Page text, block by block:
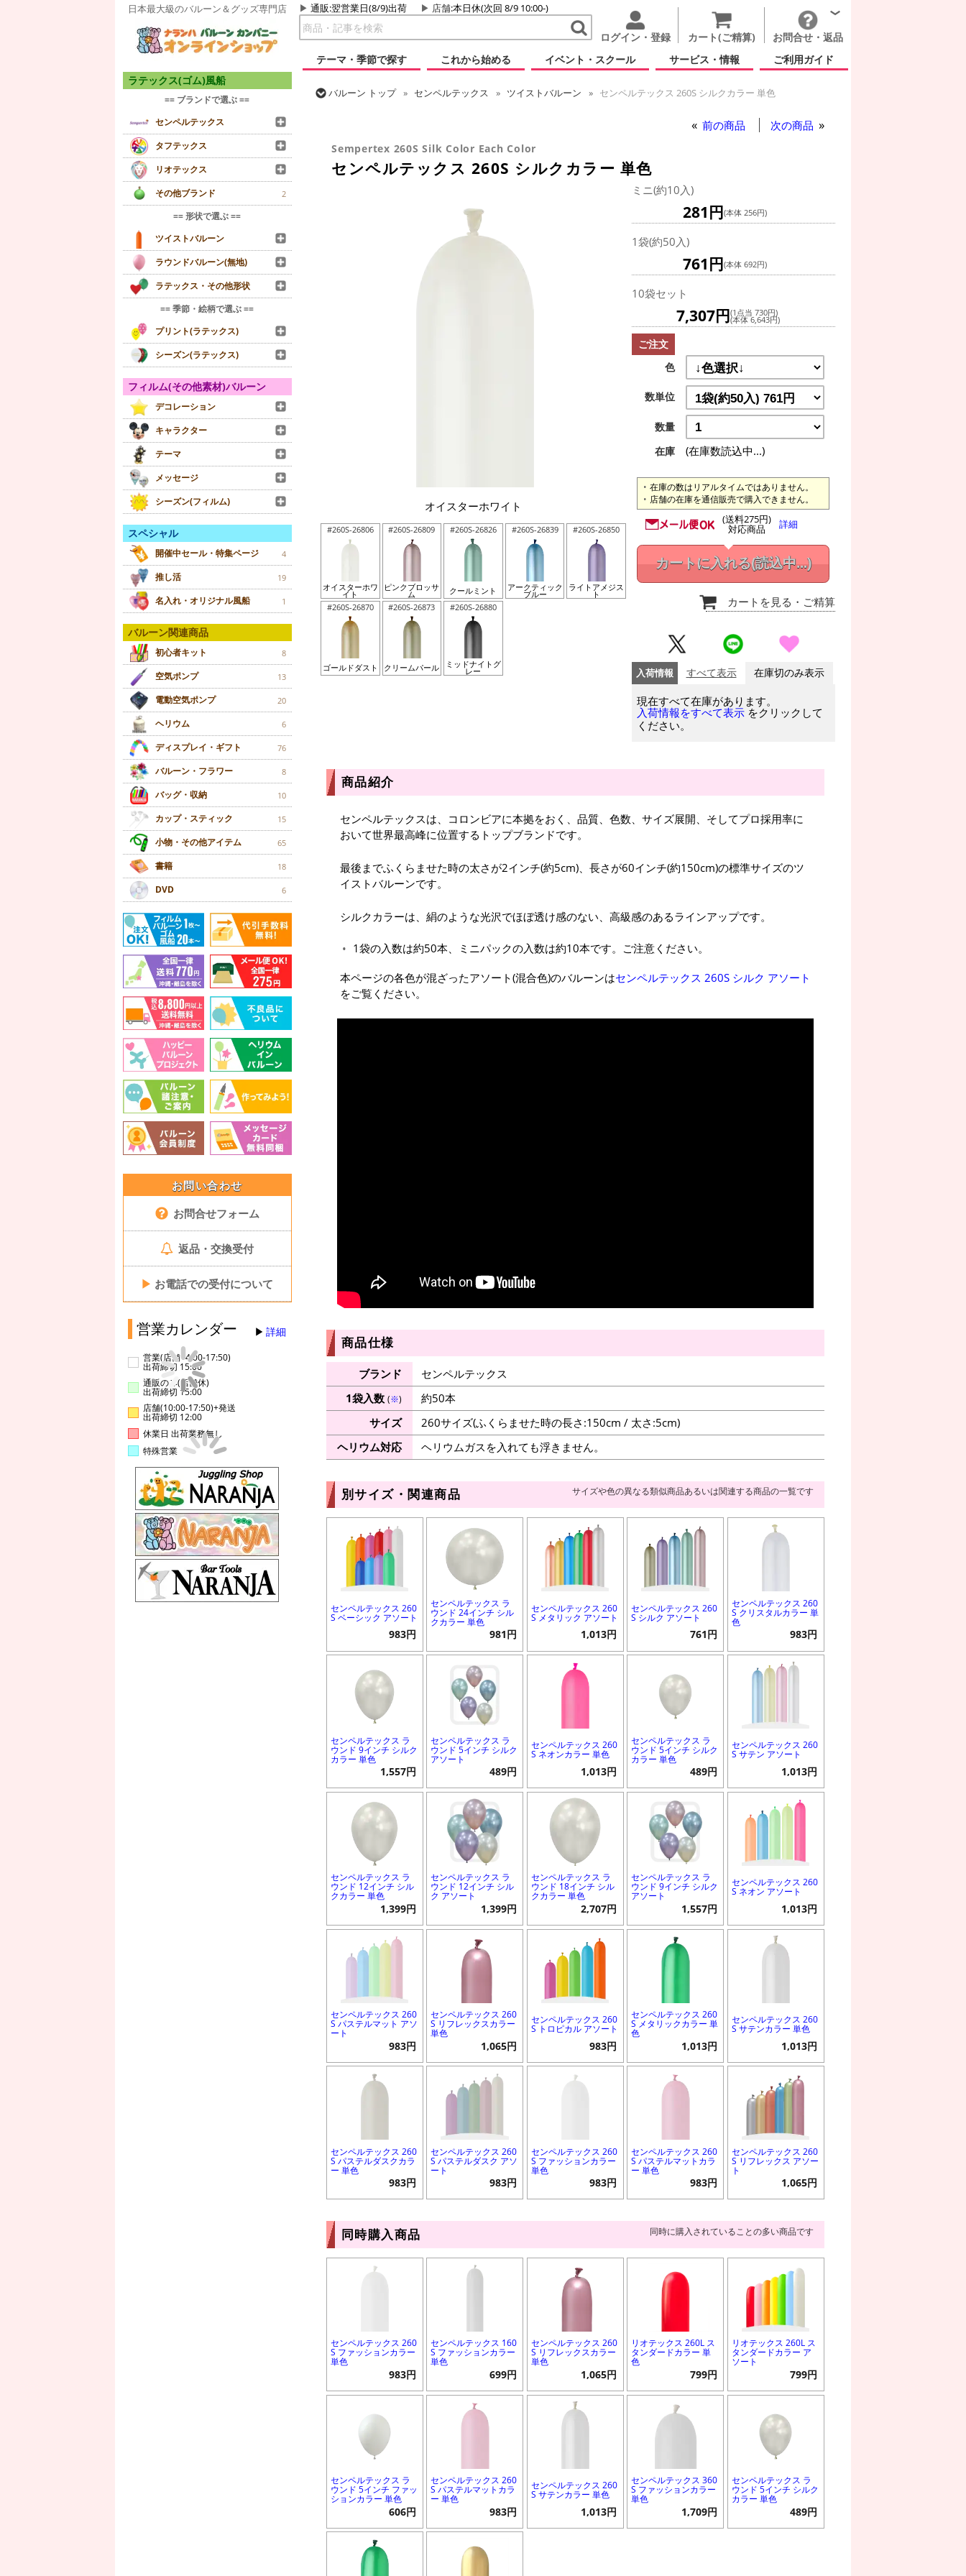
日本最大級のバルーン＆グッズ専門店 通販:翌営業日(8/9)出荷 店舗:本日休(次回 8/9 10:00-)
ログイン・登録 カート(ご精算)
お問合せ・返品
テーマ・季節で探す
これから始める イベント・スクール サービス・情報 ご利用ガイド
ラテックス(ゴム)風船
== ブランドで選ぶ ==
センペルテックス
タフテックス
リオテックス
その他ブランド
2
== 形状で選ぶ ==
ツイストバルーン
ラウンドバルーン(無地)
ラテックス・その他形状
== 季節・絵柄で選ぶ ==
プリント(ラテックス)
シーズン(ラテックス)
フィルム(その他素材)バルーン
デコレーション
キャラクター
テーマ
メッセージ
シーズン(フィルム)
スペシャル
開催中セール・特集ページ 4
推し活 19
名入れ・オリジナル風船 1
バルーン関連商品
初心者キット 8
空気ポンプ 13
電動空気ポンプ 20
ヘリウム 6
ディスプレイ・ギフト 76
バルーン・フラワー 8
バッグ・収納 10
カップ・スティック 15
小物・その他アイテム 65
書籍 18
DVD 6
お問い合わせ
お問合せフォーム
返品・交換受付
▶ お電話での受付について
営業カレンダー 詳細
営業(店舗14:00-17:50)
出荷締切 15:00
通販のみ(店舗休)
出荷締切 15:00
店舗(10:00-17:50)+発送
出荷締切 12:00
休業日 出荷業務無し
特殊営業
バルーン トップ センペルテックス ツイストバルーン
センペルテックス 260S シルクカラー 単色
前の商品 次の商品
Sempertex 260S Silk Color Each Color
センペルテックス 260S シルクカラー 単色
オイスターホワイト
#260S-26806
オイスターホワ
イト
#260S-26809
ピンクブロッサ
ム
#260S-26826
クールミント
#260S-26839
アークティック
ブルー
#260S-26850
ライトアメジス
ト
#260S-26870
ゴールドダスト
#260S-26873
クリームパール
#260S-26880
ミッドナイトグ
レー
ミニ(約10入)
281円(本体 256円)
1袋(約50入)
761円(本体 692円)
10袋セット
7,307円(1点当 730円)
(本体 6,643円)
ご注文
色
数単位
数量
在庫
(在庫数読込中...)
在庫の数はリアルタイムではありません。
店舗の在庫を通信販売で購入できません。
(送料275円)
対応商品 詳細
カートに入れる(読込中...)
カートを見る ・ご精算
入荷情報 すべて表示 在庫切のみ表示
現在すべて在庫があります。
入荷情報をすべて表示 をクリックして
ください。
商品紹介
センペルテックスは、コロンビアに本拠をおく、品質、色数、サイズ展開、そしてプロ採用率に
おいて世界最高峰に位置するトップブランドです。
最後までふくらませた時の太さが2インチ(約5cm)、長さが60インチ(約150cm)の標準サイズのツ
イストバルーンです。
シルクカラーは、絹のような光沢でほぼ透け感のない、高級感のあるラインアップです。
1袋の入数は約50本、ミニパックの入数は約10本です。ご注意ください。
本ページの各色が混ざったアソート(混合色)のバルーンはセンペルテックス 260S シルク アソート
をご覧ください。
商品仕様
ブランド
センペルテックス
1袋入数 (※)
約50本
サイズ
260サイズ(ふくらませた時の長さ:150cm / 太さ:5cm)
ヘリウム対応
ヘリウムガスを入れても浮きません。
別サイズ・関連商品 サイズや色の異なる類似商品あるいは関連する商品の一覧です
センペルテックス 260
S ベーシック アソート
983円
センペルテックス ラ
ウンド 24インチ シル
クカラー 単色
981円
センペルテックス 260
S メタリック アソート
1,013円
センペルテックス 260
S シルク アソート
761円
センペルテックス 260
S クリスタルカラー 単
色
983円
センペルテックス ラ
ウンド 9インチ シルク
カラー 単色
1,557円
センペルテックス ラ
ウンド 5インチ シルク
アソート
489円
センペルテックス 260
S ネオンカラー 単色
1,013円
センペルテックス ラ
ウンド 5インチ シルク
カラー 単色
489円
センペルテックス 260
S サテン アソート
1,013円
センペルテックス ラ
ウンド 12インチ シル
クカラー 単色
1,399円
センペルテックス ラ
ウンド 12インチ シル
ク アソート
1,399円
センペルテックス ラ
ウンド 18インチ シル
クカラー 単色
2,707円
センペルテックス ラ
ウンド 9インチ シルク
アソート
1,557円
センペルテックス 260
S ネオン アソート
1,013円
センペルテックス 260
S パステルマット アソ
ート
983円
センペルテックス 260
S リフレックスカラー
単色
1,065円
センペルテックス 260
S トロピカル アソート
983円
センペルテックス 260
S メタリックカラー 単
色
1,013円
センペルテックス 260
S サテンカラー 単色
1,013円
センペルテックス 260
S パステルダスクカラ
ー 単色
983円
センペルテックス 260
S パステルダスク アソ
ート
983円
センペルテックス 260
S ファッションカラー
単色
983円
センペルテックス 260
S パステルマットカラ
ー 単色
983円
センペルテックス 260
S リフレックス アソー
ト
1,065円
同時購入商品 同時に購入されていることの多い商品です
センペルテックス 260
S ファッションカラー
単色
983円
センペルテックス 160
S ファッションカラー
単色
699円
センペルテックス 260
S リフレックスカラー
単色
1,065円
リオテックス 260L ス
タンダードカラー 単
色
799円
リオテックス 260L ス
タンダードカラー ア
ソート
799円
センペルテックス ラ
ウンド 5インチ ファッ
ションカラー 単色
606円
センペルテックス 260
S パステルマットカラ
ー 単色
983円
センペルテックス 260
S サテンカラー 単色
1,013円
センペルテックス 360
S ファッションカラー
単色
1,709円
センペルテックス ラ
ウンド 5インチ シルク
カラー 単色
489円